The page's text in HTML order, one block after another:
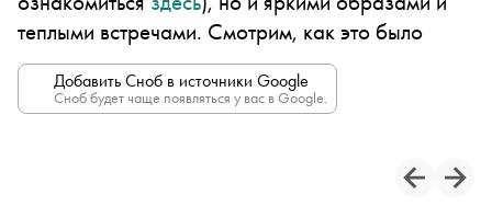
теплыми встречами. Смотрим, как это было
Добавить Сноб в источники Google
Сноб будет чаще появляться у вас в Google.